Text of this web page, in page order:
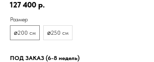
127 400 р.
Размер
⌀200 см
⌀250 см
ПОД ЗАКАЗ (6-8 недель)